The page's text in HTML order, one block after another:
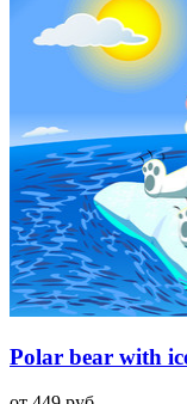
Polar bear with